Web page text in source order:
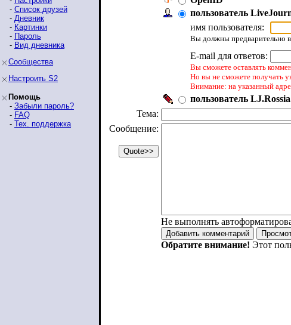
- Список друзей
- Дневник
- Картинки
- Пароль
- Вид дневника
Сообщества
Настроить S2
Помощь
- Забыли пароль?
- FAQ
- Тех. поддержка
пользователь
имя пользователя:
Вы должны предварительно
E-mail для ответов:
Вы сможете оставлять
Но вы не сможете получать
Внимание: на указанный
пользователь
Тема:
Сообщение:
Не выполнять
Обратите внимание! Этот